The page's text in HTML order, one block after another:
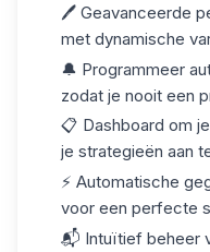
🖊️ Geavanceerde
met dynamische
🔔 Programmeer
zodat je nooit een
📋 Dashboard om
je strategieën aan
⚡ Automatische
voor een perfecte
📬 Intuïtief beheer